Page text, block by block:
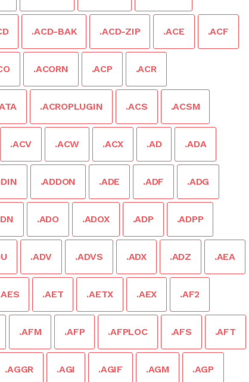
.ACD-BAK .ACD-ZIP .ACE .ACF
.ACORN .ACP .ACR
.ACROPLUGIN .ACS .ACSM
.ACV .ACW .ACX .AD .ADA
.ADDON .ADE .ADF .ADG
.ADO .ADOX .ADP .ADPP
.ADV .ADVS .ADX .ADZ .AEA
.AET .AETX .AEX .AF2
.AFM .AFP .AFPLOC .AFS .AFT
.AGGR .AGI .AGIF .AGM .AGP